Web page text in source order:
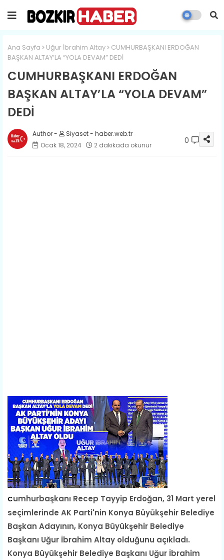
Ana Sayfa Uğur İbrahim Altay
CUMHURBAŞKANI ERDOĞAN
BAŞKAN ALTAY’LA “YOLA DEVAM” DEDİ
CUMHURBAŞKANI ERDOĞAN
BAŞKAN ALTAY’LA “YOLA DEVAM”
DEDİ
Siyaset - haber.web.tr
Ocak 18, 2024
2 dakikada okunur 0
Cumhurbaşkanı Recep Tayyip Erdoğan, 31 Mart yerel
seçimlerinde AK Parti'nin Konya Büyükşehir Belediye
Başkan Adayının, Konya Büyükşehir Belediye
Başkanı Uğur İbrahim Altay olduğunu açıkladı.
Konya Büyükşehir Belediye Başkanı Uğur İbrahim